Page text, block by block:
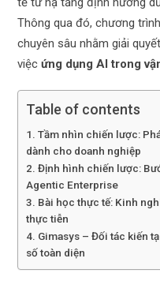
Thông qua đó, chương
chuyên sâu nhằm giải
việcứng dụng AI trong
Table of contents
1. Tầm nhìn chiến lược:
dành cho doanh nghiệp
2. Định hình chiến lược:
Agentic Enterprise
3. Bài học thực tế: Kinh
thực tiễn
4. Gimasys – Đối tác kiến
số toàn diện